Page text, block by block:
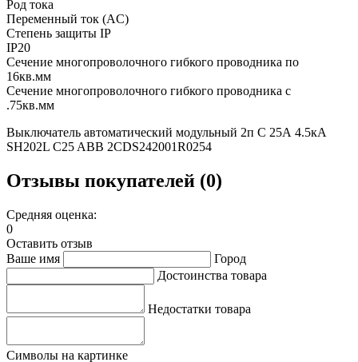
Род тока
Переменный ток (AC)
Степень защиты IP
IP20
Сечение многопроволочного гибкого проводника по
16кв.мм
Сечение многопроволочного гибкого проводника с
.75кв.мм
Выключатель автоматический модульный 2п C 25А 4.5кА
SH202L C25 ABB 2CDS242001R0254
Отзывы покупателей (0)
Средняя оценка:
0
Оставить отзыв
Ваше имя
Город
Достоинства товара
Недостатки товара
Символы на картинке